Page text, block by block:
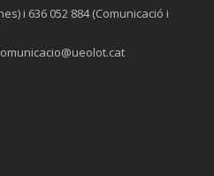
i 636 052 884 (Comunicació i